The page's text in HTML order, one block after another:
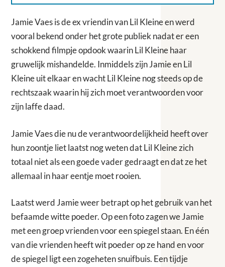
Jamie Vaes is de ex vriendin van Lil Kleine en werd
vooral bekend onder het grote publiek nadat er een
schokkend filmpje opdook waarin Lil Kleine haar
gruwelijk mishandelde. Inmiddels zijn Jamie en Lil
Kleine uit elkaar en wacht Lil Kleine nog steeds op de
rechtszaak waarin hij zich moet verantwoorden voor
zijn laffe daad.
Jamie Vaes die nu de verantwoordelijkheid heeft over
hun zoontje liet laatst nog weten dat Lil Kleine zich
totaal niet als een goede vader gedraagt en dat ze het
allemaal in haar eentje moet rooien.
Laatst werd Jamie weer betrapt op het gebruik van het
befaamde witte poeder. Op een foto zagen we Jamie
met een groep vrienden voor een spiegel staan. En één
van die vrienden heeft wit poeder op ze hand en voor
de spiegel ligt een zogeheten snuifbuis. Een tijdje